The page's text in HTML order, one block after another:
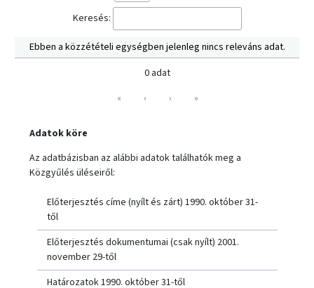
Keresés:
Ebben a közzétételi egységben jelenleg nincs releváns adat.
0 adat
«
‹ › »
Adatok köre
Az adatbázisban az alábbi adatok találhatók meg a
Közgyűlés üléseiről:
Előterjesztés címe (nyílt és zárt) 1990. október 31-
től
Előterjesztés dokumentumai (csak nyílt) 2001.
november 29-től
Határozatok 1990. október 31-től